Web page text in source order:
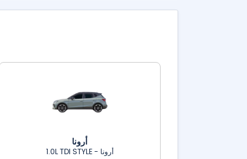
أرونا
أرونا - 1.0L TDI STYLE